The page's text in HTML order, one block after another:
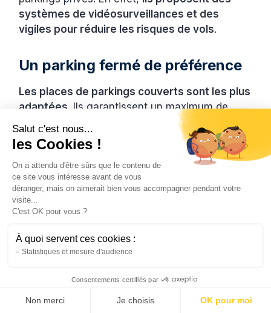
systèmes de vidéosurveillances et des
vigiles pour réduire les risques de vols.
Un parking fermé de préférence
Les places de parkings couverts sont les plus
adaptées . Ils garantissent un maximum de
sécurité à votre deux-roues. Tel est le cas
contre les vols et les vandalismes, mais aussi
contre les effets des rayons UV ou des fientes
d’oiseaux sur la carrosserie.
Un parking adapté à votre
véhicule
Le stationnement à Paris peut se décliner en
spécialement dédié à votre deux-roues :
Vélo et trottinette
Salut c'est nous...
les Cookies !
On a attendu d'être sûrs que le contenu de
ce site vous intéresse avant de vous
déranger, mais on aimerait bien vous accompagner pendant votre
visite...
C'est OK pour vous ?
À quoi servent ces cookies :
Statistiques et mesure d'audience
Consentements certifiés par
Non merci Je choisis OK pour moi